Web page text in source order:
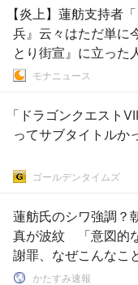
【炎上】蓮舫支持者
兵』云々はただ単に
とり街宣』に立った
フ」モナニュース
「ドラゴンクエスト
ってサブタイトルか
ゴールデンタイムズ
蓮舫氏のシワ強調？
真が波紋 「意図的
謝罪、なぜこんなこ
かたすみ速報